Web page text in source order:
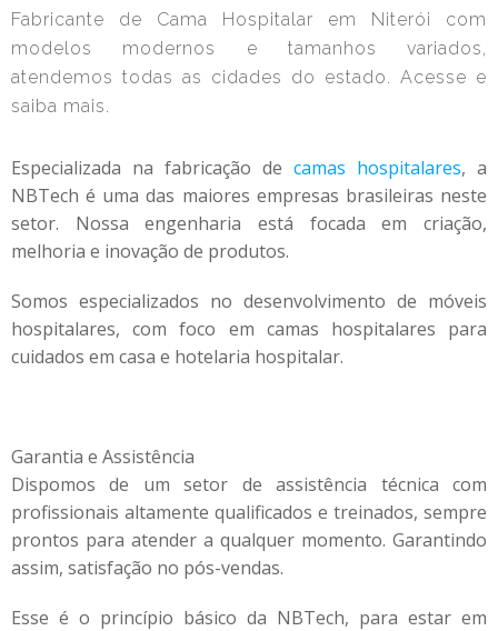
Fabricante de Cama Hospitalar em Niterói com
modelos modernos e tamanhos variados,
atendemos todas as cidades do estado. Acesse e
saiba mais.
Especializada na fabricação de camas hospitalares, a
NBTech é uma das maiores empresas brasileiras neste
setor. Nossa engenharia está focada em criação,
melhoria e inovação de produtos.
Somos especializados no desenvolvimento de móveis
hospitalares, com foco em camas hospitalares para
cuidados em casa e hotelaria hospitalar.
Garantia e Assistência
Dispomos de um setor de assistência técnica com
profissionais altamente qualificados e treinados, sempre
prontos para atender a qualquer momento. Garantindo
assim, satisfação no pós-vendas.
Esse é o princípio básico da NBTech, para estar em